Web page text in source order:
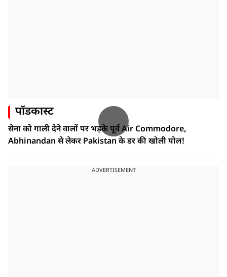
पॉडकास्ट
सेना को गाली देने वालों पर भड़के पूर्व Air Commodore,
Abhinandan से लेकर Pakistan के डर की खोली पोल!
ADVERTISEMENT